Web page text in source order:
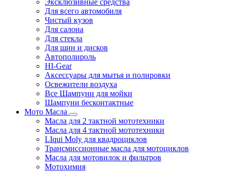
Эксклюзивные средства
Для всего автомобиля
Чистый кузов
Для салона
Для стекла
Для шин и дисков
Автополироль
HI-Gear
Аксессуары для мытья и полировки
Освежители воздуха
Все Шампуни для мойки
Шампуни бесконтактные
Мото Масла
Масла для 2 тактной мототехники
Масла для 4 тактной мототехники
LIqui Moly для квадроциклов
Трансмиссионные масла для мотоциклов
Масла для мотовилок и фильтров
Мотохимия